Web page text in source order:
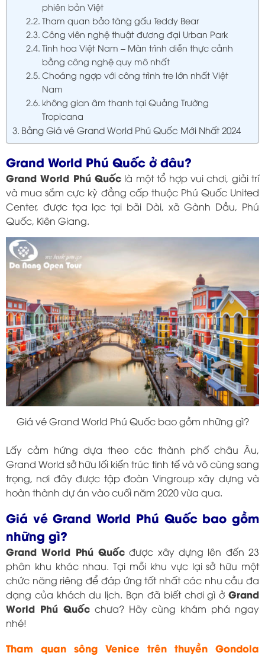
phiên bản Việt
Tham quan bảo tàng gấu Teddy Bear
Công viên nghệ thuật đương đại Urban Park
Tinh hoa Việt Nam – Màn trình diễn thực cảnh
bằng công nghệ quy mô nhất
Choáng ngợp với công trình tre lớn nhất Việt
Nam
không gian âm thanh tại Quảng Trường
Tropicana
Bảng Giá vé Grand World Phú Quốc Mới Nhất 2024
Grand World Phú Quốc ở đâu?
Grand World Phú Quốc là một tổ hợp vui chơi, giải trí
và mua sắm cực kỳ đẳng cấp thuộc Phú Quốc United
Center, được tọa lạc tại bãi Dài, xã Gành Dầu, Phú
Quốc, Kiên Giang.
Giá vé Grand World Phú Quốc bao gồm những gì?
Lấy cảm hứng dựa theo các thành phố châu Âu,
Grand World sở hữu lối kiến trúc tinh tế và vô cùng sang
trọng, nơi đây được tập đoàn Vingroup xây dựng và
hoàn thành dự án vào cuối năm 2020 vừa qua.
Giá vé Grand World Phú Quốc bao gồm
những gì?
Grand World Phú Quốc được xây dựng lên đến 23
phân khu khác nhau. Tại mỗi khu vực lại sở hữu một
chức năng riêng để đáp ứng tốt nhất các nhu cầu đa
dạng của khách du lịch. Bạn đã biết chơi gì ở Grand
World Phú Quốcchưa? Hãy cùng khám phá ngay
nhé!
Tham quan sông Venice trên thuyền Gondola